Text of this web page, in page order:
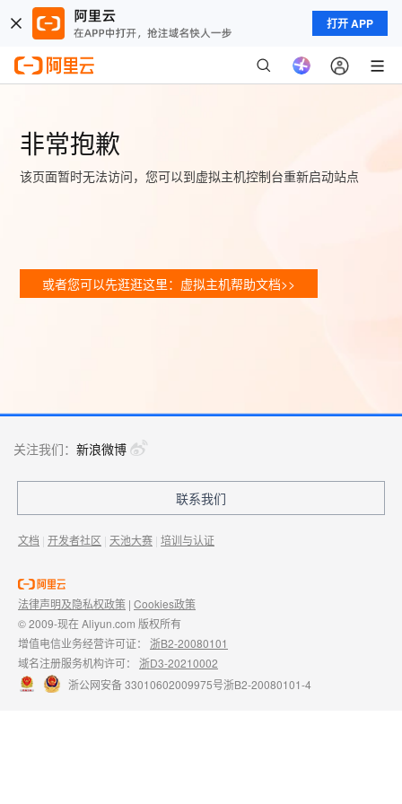
打开 APP
非常抱歉
该页面暂时无法访问，您可以到虚拟主机控制台重新启动站点
或者您可以先逛逛这里：虚拟主机帮助文档>>